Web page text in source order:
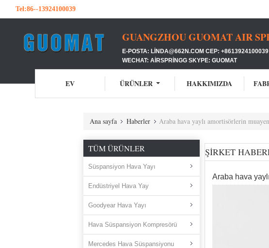
Tel:86--13924100039
GUANGZHOU GUOMAT AIR
E-POSTA: LINDA@662N.COM CEP:
WECHAT: AIRSPRINGG SKYPE: GUOMAT
EV ÜRÜNLER HAKKIMIZDA
Ana sayfa Haberler Araba hava yaylı amortisörlerin
TÜM ÜRÜNLER
Süspansiyon Hava Yayı
Endüstriyel Hava Yay
Goodyear Hava Yayı
Hava Süspansiyon Kompresörü
Mercedes Hava Süspansiyonu
ŞIRKET
Araba hava